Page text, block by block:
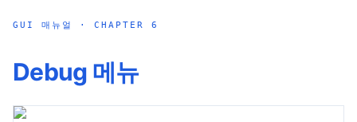
GUI 매뉴얼 · CHAPTER 6
Debug 메뉴